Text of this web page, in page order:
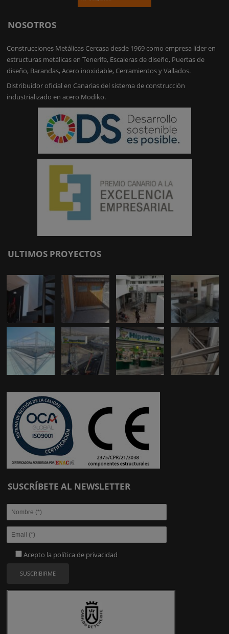
NOSOTROS
Construcciones Metálicas Cercasa desde 1969 como empresa líder en
estructuras metálicas en Tenerife, Escaleras de diseño, Puertas de
diseño, Barandas, Acero inoxidable, Cerramientos y Vallados.
Distribuidor oficial en Canarias del sistema de construcción
industrializado en acero Modiko.
ULTIMOS PROYECTOS
SUSCRÍBETE AL NEWSLETTER
Acepto la política de privacidad